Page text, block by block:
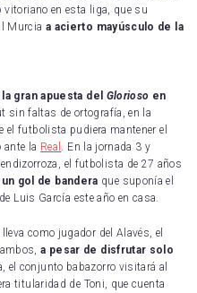
en esta liga, que su
Murcia a acierto mayúsculo de la
gran apuesta del Glorioso en
sin faltas de ortografía, en la
el futbolista pudiera mantener el
ante la Real
. En la jornada 3 y
el futbolista de 27 años
gol de bandera que suponía el
Luis García este año en casa.
como jugador del Alavés, el
ambos,a pesar de disfrutar solo
el conjunto babazorro visitará al
titularidad de Toni, que cuenta